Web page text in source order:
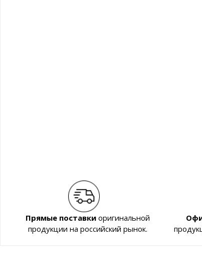
Прямые поставкиоригинальной
продукции на российский рынок.